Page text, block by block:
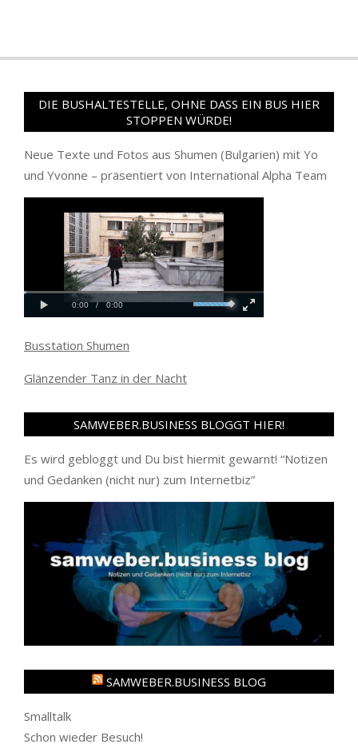
DIE BUSHALTESTELLE, OHNE DASS EIN BUS HIER
STOPPEN WÜRDE!
Neue Texte und Fotos aus Shumen (Bulgarien) mit Yo
und Yvonne – präsentiert von International Alpha Team
Busstation Shumen
Glänzender Tanz in der Nacht
SAMWEBER.BUSINESS BLOGGT HIER!
Es wird gebloggt und Du bist hiermit gewarnt! “Notizen
und Gedanken (nicht nur) zum Internetbiz”
SAMWEBER.BUSINESS BLOG
Smalltalk
Schon wieder Besuch!